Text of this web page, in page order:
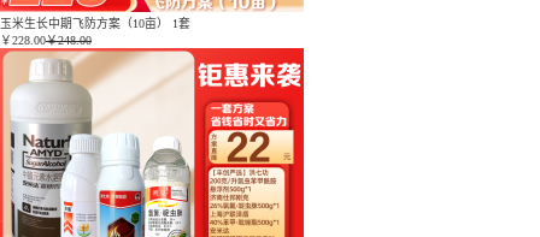
玉米生长中期飞防方案（10亩） 1套
￥228.00￥248.00